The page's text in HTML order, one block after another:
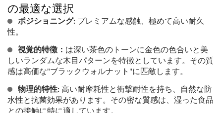
の最適な選択
ポジショニング: プレミアムな感触、極めて高い耐久
性。
視覚的特徴： は深い茶色のトーンに金色の色合いと美
しいランダムな木目パターンを特徴としています。その質
感は高価な"ブラックウォルナット"に匹敵します。
物理的特性: 高い耐摩耗性と衝撃耐性を持ち、自然な防
水性と抗菌効果があります。その密な質感は、湿った食品
との接触に特に適しています。